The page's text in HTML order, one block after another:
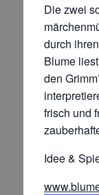
Die zwei
durch
Blume
den
frisch und
Idee &